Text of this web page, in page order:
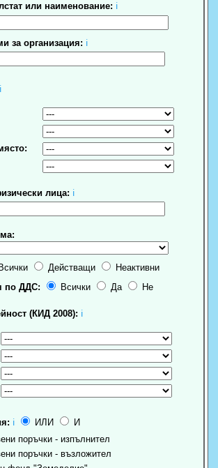
или наименование: ℹ
за организация: ℹ
ℹ
лица: ℹ
Всички Действащи
Неактивни
по ДДС:
Всички Да Не
(КИД 2008): ℹ
ℹ ИЛИ
И
поръчки - изпълнител
поръчки - възложител